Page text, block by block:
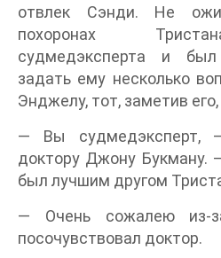
отвлек Сэнди. Не
похоронах
судмедэксперта и
задать ему несколько
Энджелу, тот, заметив
— Вы судмедэксперт,
доктору Джону Букману.
был лучшим другом
— Очень сожалею из-
посочувствовал доктор.